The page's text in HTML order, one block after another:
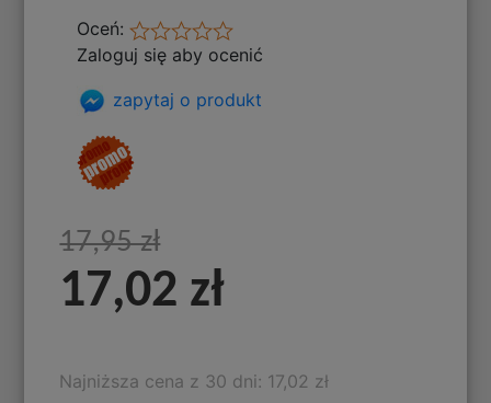
Oceń:
Zaloguj się aby ocenić
zapytaj o produkt
17,95 zł
17,02 zł
Najniższa cena z 30 dni: 17,02 zł